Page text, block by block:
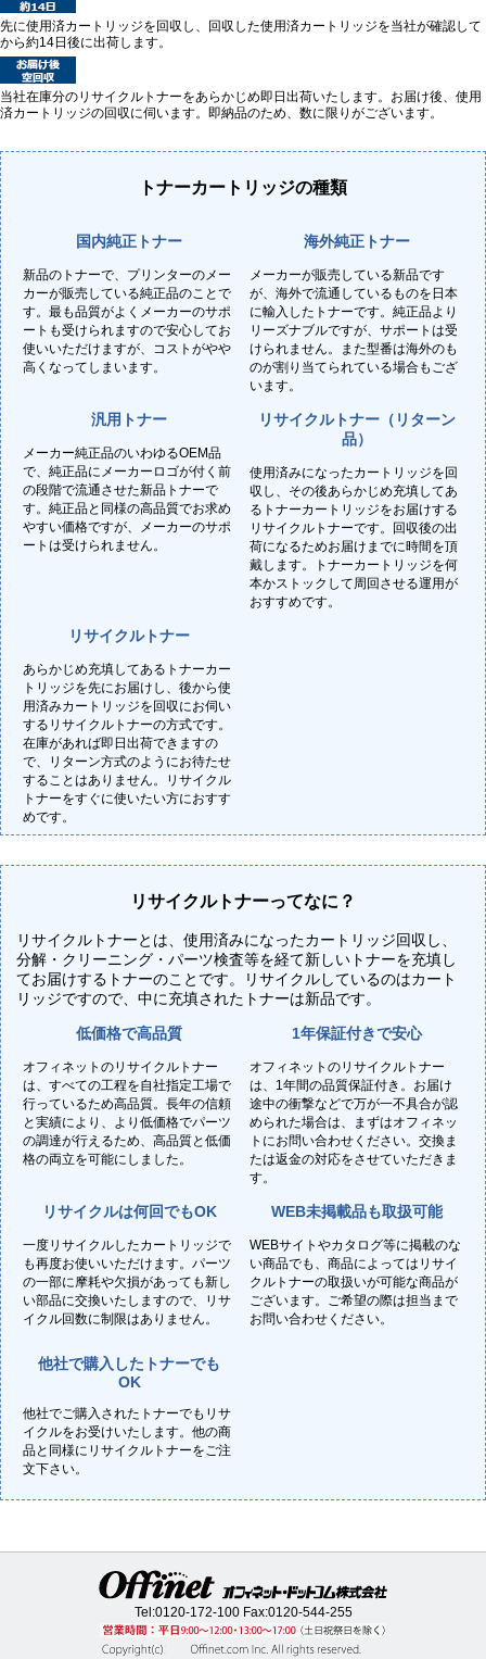
先に使用済カートリッジを回収し、回収した使用済カートリッジを当社が確認して
から約14日後に出荷します。
当社在庫分のリサイクルトナーをあらかじめ即日出荷いたします。お届け後、使用
済カートリッジの回収に伺います。即納品のため、数に限りがございます。
トナーカートリッジの種類
国内純正トナー
新品のトナーで、プリンターのメー
カーが販売している純正品のことで
す。最も品質がよくメーカーのサポ
ートも受けられますので安心してお
使いいただけますが、コストがやや
高くなってしまいます。
海外純正トナー
メーカーが販売している新品です
が、海外で流通しているものを日本
に輸入したトナーです。純正品より
リーズナブルですが、サポートは受
けられません。また型番は海外のも
のが割り当てられている場合もござ
います。
汎用トナー
メーカー純正品のいわゆるOEM品
で、純正品にメーカーロゴが付く前
の段階で流通させた新品トナーで
す。純正品と同様の高品質でお求め
やすい価格ですが、メーカーのサポ
ートは受けられません。
リサイクルトナー（リターン
品）
使用済みになったカートリッジを回
収し、その後あらかじめ充填してあ
るトナーカートリッジをお届けする
リサイクルトナーです。回収後の出
荷になるためお届けまでに時間を頂
戴します。トナーカートリッジを何
本かストックして周回させる運用が
おすすめです。
リサイクルトナー
あらかじめ充填してあるトナーカー
トリッジを先にお届けし、後から使
用済みカートリッジを回収にお伺い
するリサイクルトナーの方式です。
在庫があれば即日出荷できますの
で、リターン方式のようにお待たせ
することはありません。リサイクル
トナーをすぐに使いたい方におすす
めです。
リサイクルトナーってなに？
リサイクルトナーとは、使用済みになったカートリッジ回収し、
分解・クリーニング・パーツ検査等を経て新しいトナーを充填し
てお届けするトナーのことです。リサイクルしているのはカート
リッジですので、中に充填されたトナーは新品です。
低価格で高品質
オフィネットのリサイクルトナー
は、すべての工程を自社指定工場で
行っているため高品質。長年の信頼
と実績により、より低価格でパーツ
の調達が行えるため、高品質と低価
格の両立を可能にしました。
1年保証付きで安心
オフィネットのリサイクルトナー
は、1年間の品質保証付き。お届け
途中の衝撃などで万が一不具合が認
められた場合は、まずはオフィネッ
トにお問い合わせください。交換ま
たは返金の対応をさせていただきま
す。
リサイクルは何回でもOK
一度リサイクルしたカートリッジで
も再度お使いいただけます。パーツ
の一部に摩耗や欠損があっても新し
い部品に交換いたしますので、リサ
イクル回数に制限はありません。
WEB未掲載品も取扱可能
WEBサイトやカタログ等に掲載のな
い商品でも、商品によってはリサイ
クルトナーの取扱いが可能な商品が
ございます。ご希望の際は担当まで
お問い合わせください。
他社で購入したトナーでも
OK
他社でご購入されたトナーでもリサ
イクルをお受けいたします。他の商
品と同様にリサイクルトナーをご注
文下さい。
Tel:0120-172-100Fax:0120-544-255